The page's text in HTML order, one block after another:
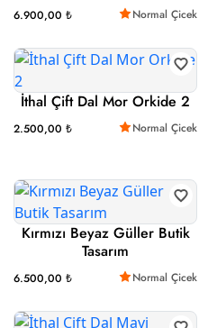
6.900,00 ₺ Normal Çicek
İthal Çift Dal Mor Orkide 2
2.500,00 ₺ Normal Çicek
Kırmızı Beyaz Güller Butik
Tasarım
6.500,00 ₺ Normal Çicek